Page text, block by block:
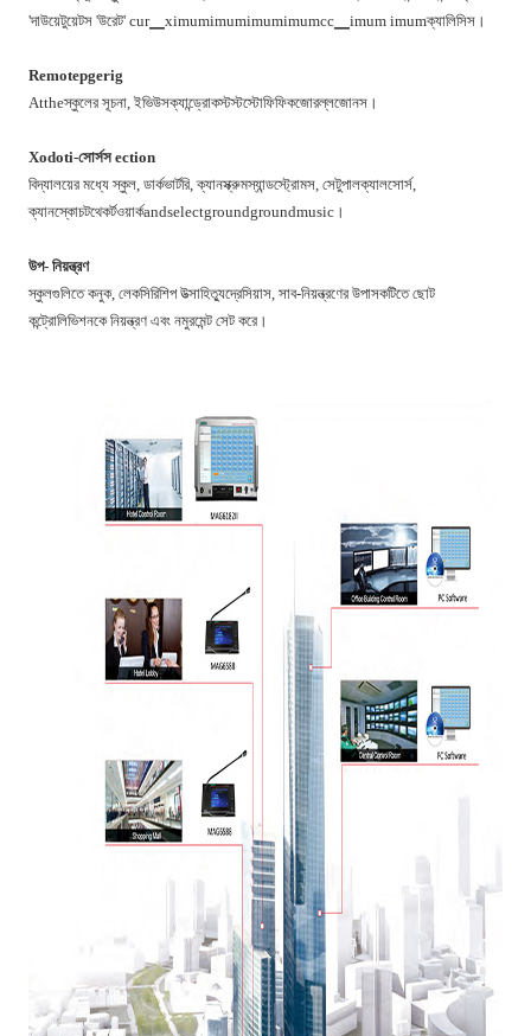
'দাউয়েটুয়েটস 'উরেট' cur▁ximumimumimumimumcc▁imum imumক্যালিসিস।
Remotepgerig
Attheস্কুলের সূচনা, ইভিউসক্যান্ড্রোকস্টস্টস্টোফিফিকজোরল্লজোনস।
Xodoti-সোর্সস ection
বিদ্যালয়ের মধ্যে স্কুল, ডার্কভার্টরি, ক্যানস্ক্রুমস্যান্ডস্ট্রোমস, সেটুপালক্যালসোর্স,
ক্যানস্কোচটথেকর্টওয়ার্কandselectgroundgroundmusic।
উপ- নিয়ন্ত্রণ
স্কুলগুলিতে কনুক, লেকসিরিশিপ উত্সাহিত্যুদ্রেসিয়াস, সাব-নিয়ন্ত্রণের উপাসকটিতে ছোট
কন্ট্রোলিভিশনকে নিয়ন্ত্রণ এবং নমুরমেন্ট সেট করে।